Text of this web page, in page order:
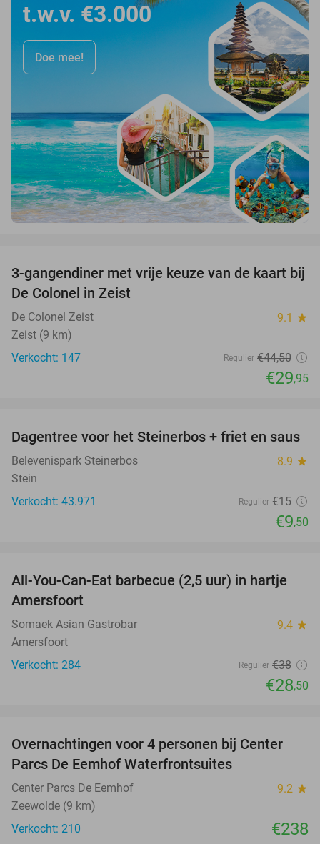
t.w.v. €3.000
Doe mee!
33%
3-gangendiner met vrije keuze van de kaart bij
De Colonel in Zeist
De Colonel Zeist 9.1 star
Zeist (9 km)
Verkocht: 147
Regulier €44,50
€29,95
37%
Dagentree voor het Steinerbos + friet en saus
Belevenispark Steinerbos 8.9 star
Stein
Verkocht: 43.971
Regulier €15
€9,50
25%
All-You-Can-Eat barbecue (2,5 uur) in hartje
Amersfoort
Somaek Asian Gastrobar 9.4 star
Amersfoort
Verkocht: 284
Regulier €38
€28,50
Overnachtingen voor 4 personen bij Center
Parcs De Eemhof Waterfrontsuites
Center Parcs De Eemhof 9.2 star
Zeewolde (9 km)
Verkocht: 210
€238